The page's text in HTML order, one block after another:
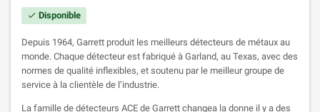
check Disponible
Depuis 1964, Garrett produit les meilleurs détecteurs de métaux au
monde. Chaque détecteur est fabriqué à Garland, au Texas, avec des
normes de qualité inflexibles, et soutenu par le meilleur groupe de
service à la clientèle de l’industrie.
La famille de détecteurs ACE de Garrett changea la donne il y a des